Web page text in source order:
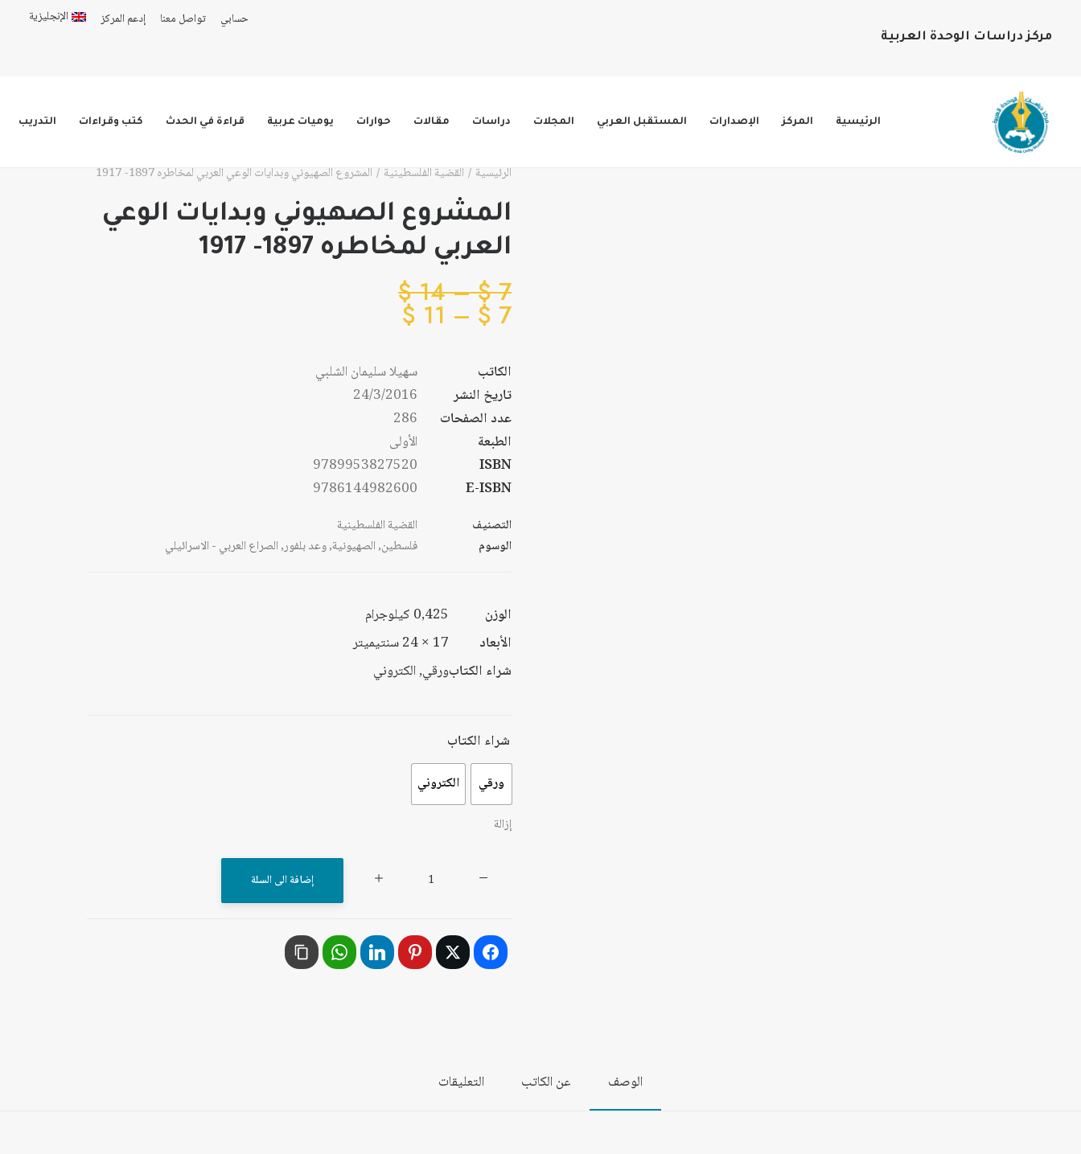
مركز دراسات الوحدة العربية
حسابي تواصل معنا إدعم المركز الإنجليزية
الرئيسية المركز الإصدارات المستقبل العربي المجلات دراسات مقالات حوارات يوميات عربية قراءة في الحدث كتب وقراءات التدريب
الرئيسية القضية الفلسطينية المشروع الصهيوني وبدايات الوعي العربي لمخاطره 1897- 1917
المشروع الصهيوني وبدايات الوعي
العربي لمخاطره 1897- 1917
7
$
–
14
$نطاق
خلال
7
$
–
11
$
من
خلال
الكاتب
سهيلا سليمان الشلبي
تاريخ النشر
24/3/2016
عدد الصفحات
286
الطبعة
الأولى
ISBN
9789953827520
E-ISBN
9786144982600
التصنيف
القضية الفلسطينية
الوسوم
فلسطين,الصهيونية,وعد بلفور,الصراع العربي - الاسرائيلي
الوزن
0,425 كيلوجرام
الأبعاد
17 × 24 سنتيميتر
شراء الكتابورقي, الكتروني
شراء الكتاب
ورقي الكتروني
إزالة
وبدايات
الوعي
إضافة الى السلة
الوصف عن الكاتب التعليقات